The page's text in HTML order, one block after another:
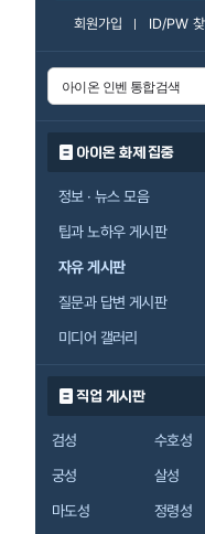
회원가입 ID/PW 찾
아이온 화제 집중
정보 · 뉴스 모음
팁과 노하우 게시판
자유 게시판
질문과 답변 게시판
미디어 갤러리
직업 게시판
검성
수호성
궁성
살성
마도성
정령성